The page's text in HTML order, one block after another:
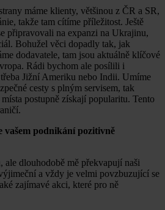
máme klienty, většinou z ČR a SR,
takže tam cítíme příležitost. Ještě
připravovali na expanzi na Ukrajinu,
Bohužel věci dopadly tak, jak
dodavatele, tam jsou aktuálně klíčové
Rádi bychom ale posílili i
Jižní Ameriku nebo Indii. Umíme
cesty s plným servisem, tak
postupně získají popularitu. Tento
vašem podnikání pozitivně
ale dlouhodobě mě překvapují naši
a vždy je velmi povzbuzující se
zajímavé akci, které pro ně